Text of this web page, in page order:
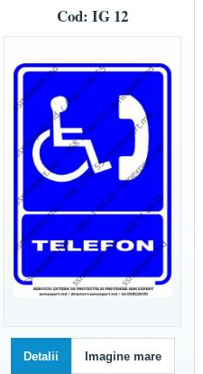
Cod: IG 12
Detalii Imagine mare